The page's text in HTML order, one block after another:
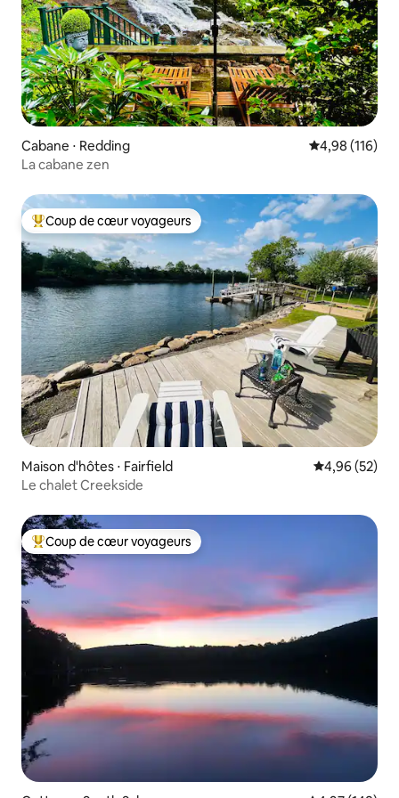
Cabane ⋅ Redding Évaluation
4,98 (116)
La cabane zen
Coups de cœur voyageurs les plus appréciés
Coup de cœur voyageurs
Maison d'hôtes ⋅ Fairfield Évaluation
4,96 (52)
Le chalet Creekside
Coups de cœur voyageurs les plus appréciés
Coup de cœur voyageurs